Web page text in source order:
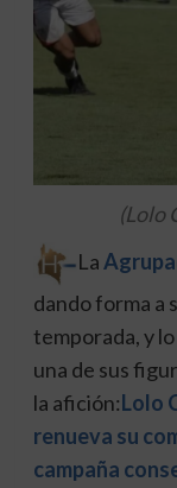
(Lolo
La
dando forma a
temporada, y
una de sus
la afición:Lolo
renueva su
campaña